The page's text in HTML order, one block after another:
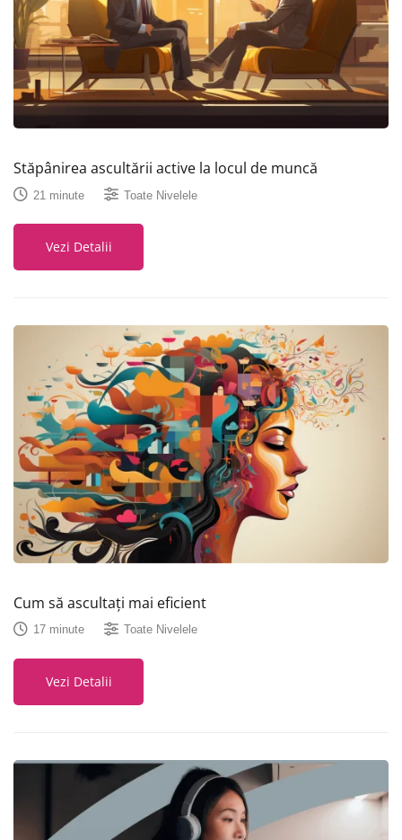
Stăpânirea ascultării active la locul de muncă
21 minute Toate Nivelele
Vezi Detalii
Cum să ascultați mai eficient
17 minute Toate Nivelele
Vezi Detalii